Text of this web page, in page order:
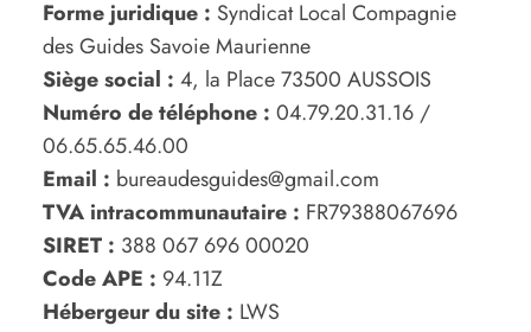
Forme juridique : Syndicat Local Compagnie
des Guides Savoie Maurienne
Siège social : 4, la Place 73500 AUSSOIS
Numéro de téléphone : 04.79.20.31.16 /
06.65.65.46.00
Email : bureaudesguides@gmail.com
TVA intracommunautaire : FR79388067696
SIRET : 388 067 696 00020
Code APE : 94.11Z
Hébergeur du site : LWS